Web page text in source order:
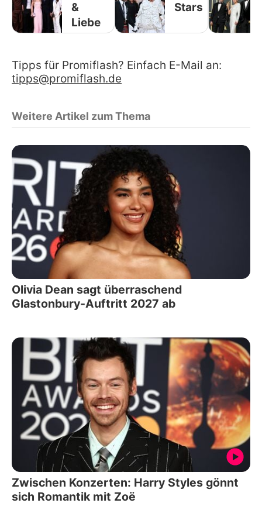
&
Liebe
Stars
Tipps für Promiflash? Einfach E-Mail an:
tipps@promiflash.de
Weitere Artikel zum Thema
Olivia Dean sagt überraschend
Glastonbury-Auftritt 2027 ab
Zwischen Konzerten: Harry Styles gönnt
sich Romantik mit Zoë